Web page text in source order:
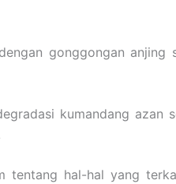
gonggongan
kumandang azan
tentang hal-hal yang